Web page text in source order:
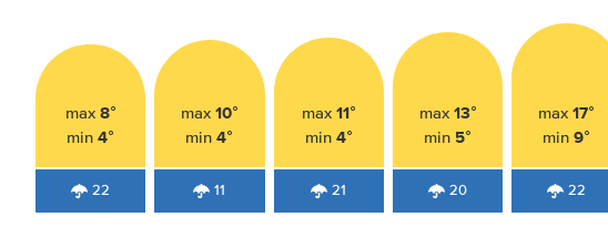
max 8°
min4°
22
max 10°
min4°
11
max 11°
min 4°
21
max 13°
min 5°
20
max17°
min9°
22